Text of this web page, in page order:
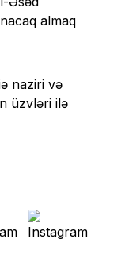
almaq
naziri və
üzvləri ilə